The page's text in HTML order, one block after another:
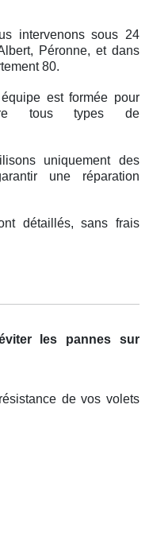
intervenons sous 24
Péronne, et dans
80.
est formée pour
tous types de
uniquement des
une réparation
détaillés, sans frais
les pannes sur
de vos volets